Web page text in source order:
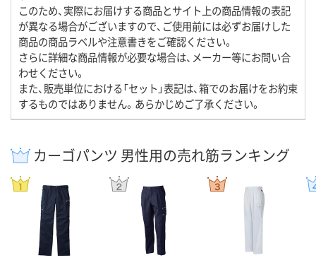
このため、実際にお届けする商品とサイト上の商品情報の表記
が異なる場合がございますので、ご使用前には必ずお届けした
商品の商品ラベルや注意書きをご確認ください。
さらに詳細な商品情報が必要な場合は、メーカー等にお問い合
わせください。
また、販売単位における「セット」表記は、箱でのお届けをお約束
するものではありません。あらかじめご了承ください。
カーゴパンツ 男性用の売れ筋ランキング